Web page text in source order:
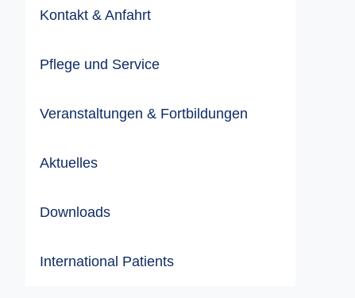
Kontakt & Anfahrt
Pflege und Service
Veranstaltungen & Fortbildungen
Aktuelles
Downloads
International Patients